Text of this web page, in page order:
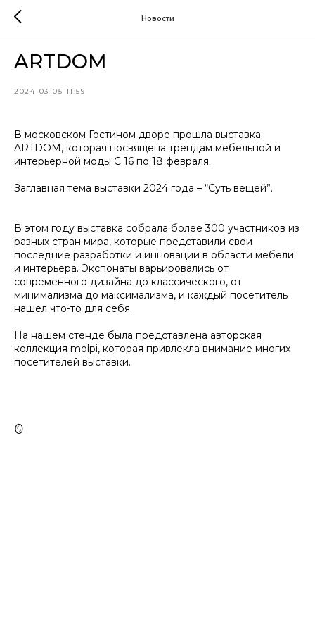
Новости
ARTDOM
2024-03-05 11:59
В московском Гостином дворе прошла выставка
ARTDOM, которая посвящена трендам мебельной и
интерьерной моды С 16 по 18 февраля.
Заглавная тема выставки 2024 года – “Суть вещей”.
В этом году выставка собрала более 300 участников из
разных стран мира, которые представили свои
последние разработки и инновации в области мебели
и интерьера. Экспонаты варьировались от
современного дизайна до классического, от
минимализма до максимализма, и каждый посетитель
нашел что-то для себя.
На нашем стенде была представлена авторская
коллекция molpi, которая привлекла внимание многих
посетителей выставки.
🪞